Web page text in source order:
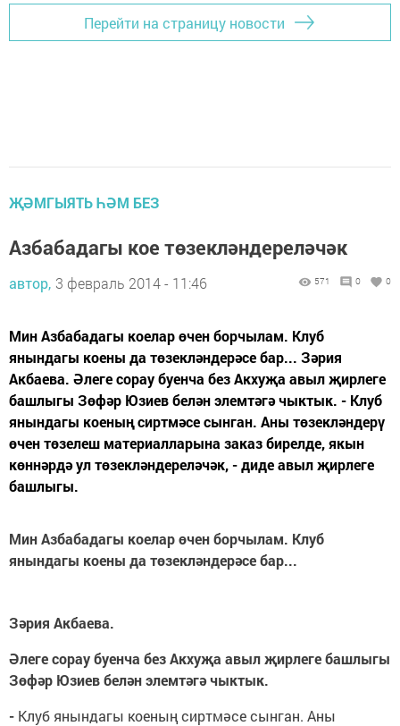
Перейти на страницу новости
ҖӘМГЫЯТЬ ҺӘМ БЕЗ
Азбабадагы кое төзекләндереләчәк
автор, 3 февраль 2014 - 11:46 571 0 0
Мин Азбабадагы коелар өчен борчылам. Клуб
янындагы коены да төзекләндерәсе бар... Зәрия
Акбаева. Әлеге сорау буенча без Акхуҗа авыл җирлеге
башлыгы Зөфәр Юзиев белән элемтәгә чыктык. - Клуб
янындагы коеның сиртмәсе сынган. Аны төзекләндерү
өчен төзелеш материалларына заказ бирелде, якын
көннәрдә ул төзекләндереләчәк, - диде авыл җирлеге
башлыгы.
Мин Азбабадагы коелар өчен борчылам. Клуб
янындагы коены да төзекләндерәсе бар...
Зәрия Акбаева.
Әлеге сорау буенча без Акхуҗа авыл җирлеге башлыгы
Зөфәр Юзиев белән элемтәгә чыктык.
- Клуб янындагы коеның сиртмәсе сынган. Аны